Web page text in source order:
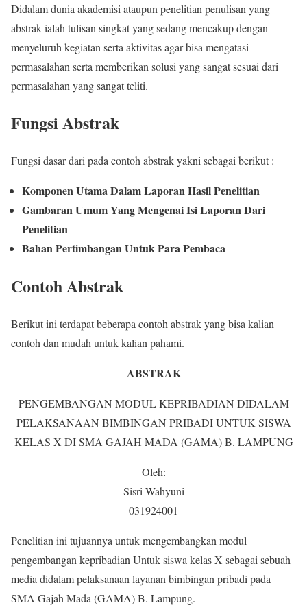
Didalam dunia akademisi ataupun penelitian penulisan yang
abstrak ialah tulisan singkat yang sedang mencakup dengan
menyeluruh kegiatan serta aktivitas agar bisa mengatasi
permasalahan serta memberikan solusi yang sangat sesuai dari
permasalahan yang sangat teliti.
Fungsi Abstrak
Fungsi dasar dari pada contoh abstrak yakni sebagai berikut :
Komponen Utama Dalam Laporan Hasil Penelitian
Gambaran Umum Yang Mengenai Isi Laporan Dari
Penelitian
Bahan Pertimbangan Untuk Para Pembaca
Contoh Abstrak
Berikut ini terdapat beberapa contoh abstrak yang bisa kalian
contoh dan mudah untuk kalian pahami.
ABSTRAK
PENGEMBANGAN MODUL KEPRIBADIAN DIDALAM
PELAKSANAAN BIMBINGAN PRIBADI UNTUK SISWA
KELAS X DI SMA GAJAH MADA (GAMA) B. LAMPUNG
Oleh:
Sisri Wahyuni
031924001
Penelitian ini tujuannya untuk mengembangkan modul
pengembangan kepribadian Untuk siswa kelas X sebagai sebuah
media didalam pelaksanaan layanan bimbingan pribadi pada
SMA Gajah Mada (GAMA) B. Lampung.